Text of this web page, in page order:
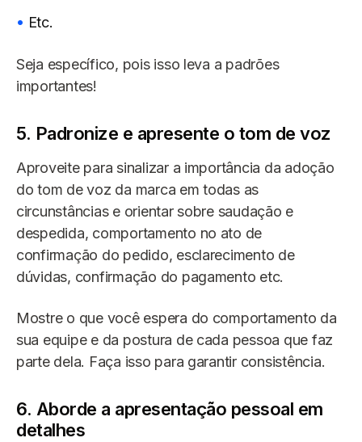
Etc.
Seja específico, pois isso leva a padrões
importantes!
5. Padronize e apresente o tom de voz
Aproveite para sinalizar a importância da adoção
do tom de voz da marca em todas as
circunstâncias e orientar sobre saudação e
despedida, comportamento no ato de
confirmação do pedido, esclarecimento de
dúvidas, confirmação do pagamento etc.
Mostre o que você espera do comportamento da
sua equipe e da postura de cada pessoa que faz
parte dela. Faça isso para garantir consistência.
6. Aborde a apresentação pessoal em
detalhes